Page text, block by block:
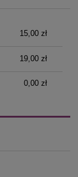
15,00 zł
19,00 zł
0,00 zł